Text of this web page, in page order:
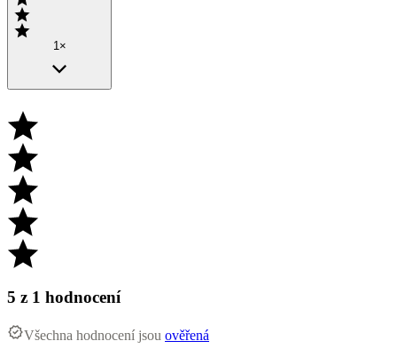
1×
5 z 1 hodnocení
Všechna hodnocení jsou ověřená